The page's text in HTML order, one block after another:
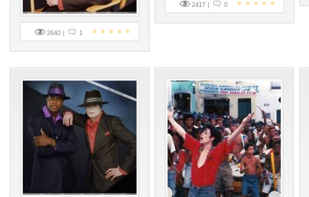
2640 | 1
2417 | 0